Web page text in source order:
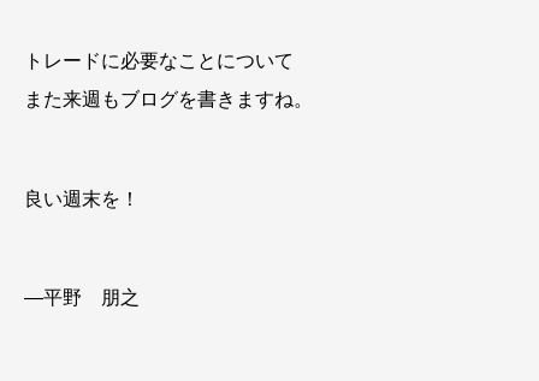
トレードに必要なことについて
また来週もブログを書きますね。
良い週末を！
―平野 朋之